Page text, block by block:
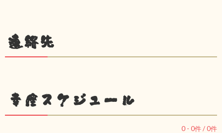
連絡先
幸座スケジュール
0 - 0件 /0件